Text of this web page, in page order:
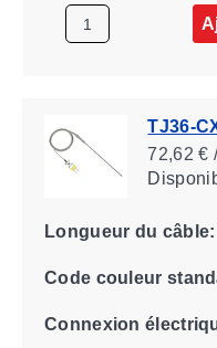
TJ36-
72,62 €
Longueur du câble:
Code couleur
Connexion